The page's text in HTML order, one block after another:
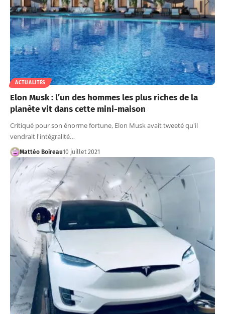
ACTUALITÉS
Elon Musk : l’un des hommes les plus riches de la
planète vit dans cette mini-maison
Critiqué pour son énorme fortune, Elon Musk avait tweeté qu'il
vendrait l'intégralité…
Mattéo Boireau10 juillet 2021